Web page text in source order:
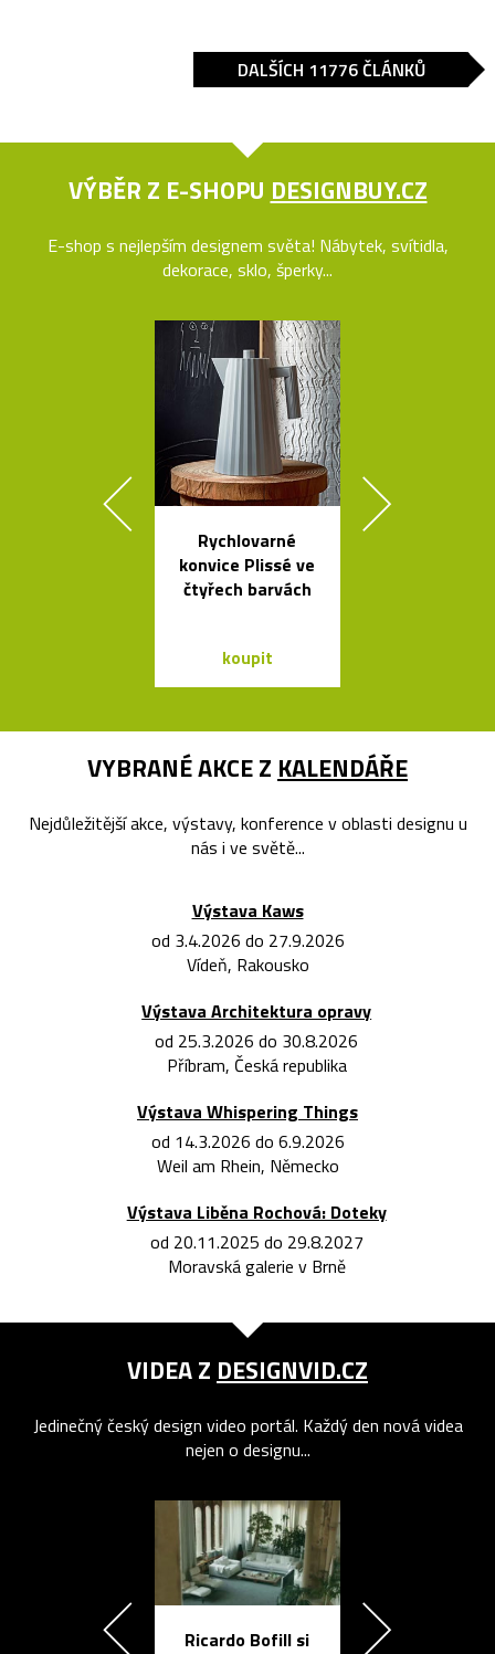
DALŠÍCH 11776 ČLÁNKŮ
VÝBĚR Z E-SHOPU DESIGNBUY.CZ
E-shop s nejlepším designem světa! Nábytek, svítidla,
dekorace, sklo, šperky...
Rychlovarné
konvice Plissé ve
čtyřech barvách
koupit
VYBRANÉ AKCE Z KALENDÁŘE
Nejdůležitější akce, výstavy, konference v oblasti designu u
nás i ve světě...
Výstava Kaws
od 3.4.2026 do 27.9.2026
Vídeň, Rakousko
Výstava Architektura opravy
od 25.3.2026 do 30.8.2026
Příbram, Česká republika
Výstava Whispering Things
od 14.3.2026 do 6.9.2026
Weil am Rhein, Německo
Výstava Liběna Rochová: Doteky
od 20.11.2025 do 29.8.2027
Moravská galerie v Brně
VIDEA Z DESIGNVID.CZ
Jedinečný český design video portál. Každý den nová videa
nejen o designu...
Ricardo Bofill si